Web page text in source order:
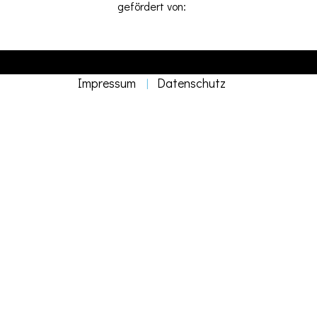
gefördert von:
Impressum | Datenschutz